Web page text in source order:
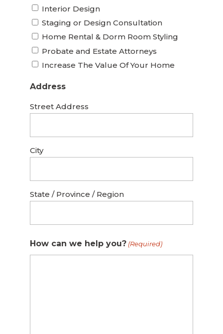
Interior Design
Staging or Design Consultation
Home Rental & Dorm Room Styling
Probate and Estate Attorneys
Increase The Value Of Your Home
Address
Street Address
City
State / Province / Region
How can we help you? (Required)